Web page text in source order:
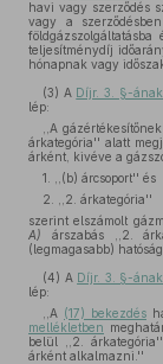
havi vagy szerződés
vagy a
teljesítménydíj
hónapnak vagy
(3) A Díjr. 3. §-ának
lép:
,,A
árkategória'' alatt
árként, kivéve a
1. ,,(b) árcsoport'' és
2. ,,2. árkategória''
szerint elszámolt
A) árszabás ,,2.
(legmagasabb)
(4) A Díjr. 3. §-
lép:
,,A (17) bekezdés
mellékletben
belül ,,2.
árként alkalmazni.''